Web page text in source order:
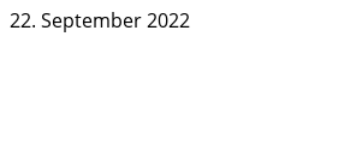
22. September 2022